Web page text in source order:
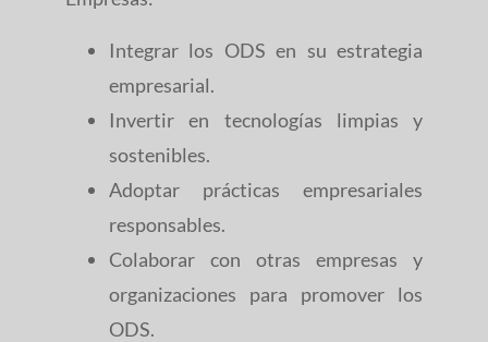
Integrar los ODS en su estrategia
empresarial.
Invertir en tecnologías limpias y
sostenibles.
Adoptar prácticas empresariales
responsables.
Colaborar con otras empresas y
organizaciones para promover los
ODS.